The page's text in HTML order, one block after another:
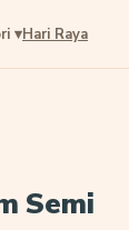
▾Hari Raya
Semi